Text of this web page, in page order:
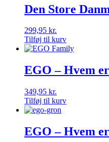
Den Store
299,95 kr.
Tilføj til kurv
EGO – Hvem
349,95 kr.
Tilføj til kurv
EGO – Hvem